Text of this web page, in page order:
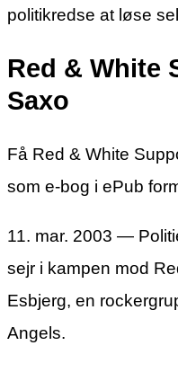
politikredse at løse
Red & White
Saxo
Få Red & White
som e-bog i ePub
11. mar. 2003 —
sejr i kampen mod
Esbjerg, en
Angels.